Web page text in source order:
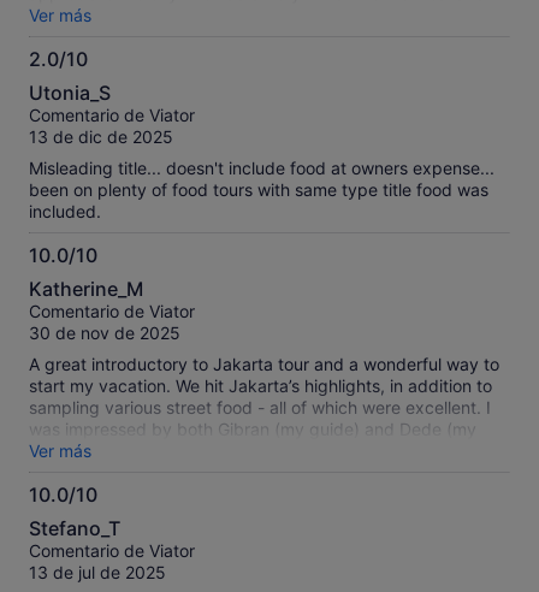
Chinese food court and were invited to take part in the
dancing. Thank you to our lovely guide Ine.
Ver más
2.0/10
2.0
sobre
10
Utonia_S
Comentario de Viator
13 de dic de 2025
Misleading title... doesn't include food at owners expense...
been on plenty of food tours with same type title food was
included.
10.0/10
10.0
sobre
10
Katherine_M
Comentario de Viator
30 de nov de 2025
A great introductory to Jakarta tour and a wonderful way to
start my vacation. We hit Jakarta’s highlights, in addition to
sampling various street food - all of which were excellent. I
was impressed by both Gibran (my guide) and Dede (my
driver) - they were both kind, friendly and passionate about
their city. Gibran had an abundance of knowledge. As a solo
female traveller I felt very safe and learned so much about
highly recommend this tour.
Ver más
10.0/10
10.0
sobre
10
Stefano_T
Comentario de Viator
13 de jul de 2025